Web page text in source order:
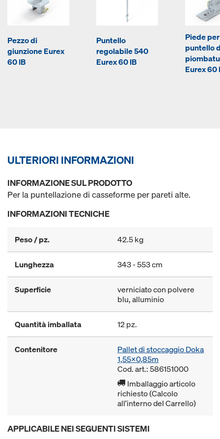
Pezzo di
giunzione Eurex
60 IB
Puntello
regolabile 540
Eurex 60 IB
Piede per
puntello
Eurex 60
ULTERIORI INFORMAZIONI
INFORMAZIONE SUL PRODOTTO
Per la puntellazione di casseforme per pareti alte.
INFORMAZIONI TECNICHE
Peso / pz. 42.5 kg
Lunghezza 343 - 553 cm
Superficie
verniciato con polvere
blu, alluminio
Quantità imballata 12 pz.
Contenitore
Pallet di stoccaggio Doka
1,55x0,85m
Cod. art.: 586151000
Imballaggio articolo
richiesto (Calcolo
all'interno del Carrello)
APPLICABILE NEI SEGUENTI SISTEMI